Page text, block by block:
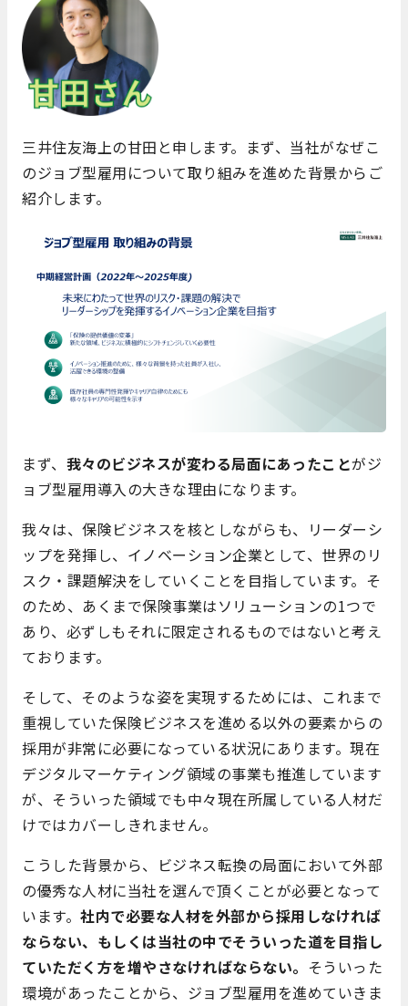
三井住友海上の甘田と申します。まず、当社がなぜこ
のジョブ型雇用について取り組みを進めた背景からご
紹介します。
まず、 我々のビジネスが変わる局面にあったことがジ
ョブ型雇用導入の大きな理由になります。
我々は、保険ビジネスを核としながらも、リーダーシ
ップを発揮し、イノベーション企業として、世界のリ
スク・課題解決をしていくことを目指しています。そ
のため、あくまで保険事業はソリューションの1つで
あり、必ずしもそれに限定されるものではないと考え
ております。
そして、そのような姿を実現するためには、これまで
重視していた保険ビジネスを進める以外の要素からの
採用が非常に必要になっている状況にあります。現在
デジタルマーケティング領域の事業も推進しています
が、そういった領域でも中々現在所属している人材だ
けではカバーしきれません。
こうした背景から、ビジネス転換の局面において外部
の優秀な人材に当社を選んで頂くことが必要となって
います。 社内で必要な人材を外部から採用しなければ
ならない、もしくは当社の中でそういった道を目指し
ていただく方を増やさなければならない。 そういった
環境があったことから、ジョブ型雇用を進めていきま